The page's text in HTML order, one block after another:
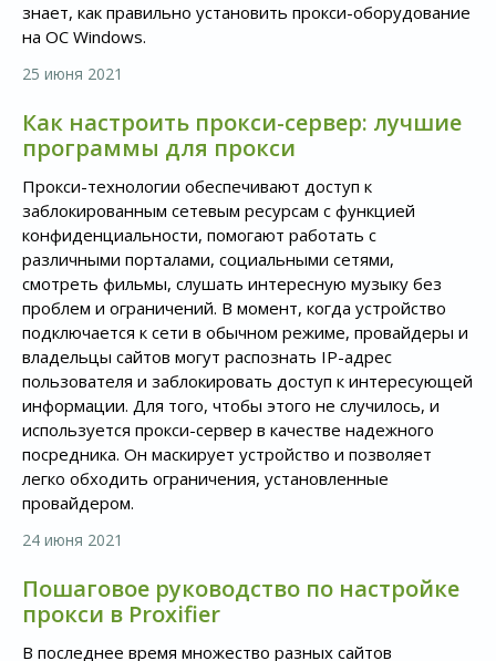
знает, как правильно установить прокси-оборудование
на ОС Windows.
25 июня 2021
Как настроить прокси-сервер: лучшие
программы для прокси
Прокси-технологии обеспечивают доступ к
заблокированным сетевым ресурсам с функцией
конфиденциальности, помогают работать с
различными порталами, социальными сетями,
смотреть фильмы, слушать интересную музыку без
проблем и ограничений. В момент, когда устройство
подключается к сети в обычном режиме, провайдеры и
владельцы сайтов могут распознать IP-адрес
пользователя и заблокировать доступ к интересующей
информации. Для того, чтобы этого не случилось, и
используется прокси-сервер в качестве надежного
посредника. Он маскирует устройство и позволяет
легко обходить ограничения, установленные
провайдером.
24 июня 2021
Пошаговое руководство по настройке
прокси в Proxifier
В последнее время множество разных сайтов